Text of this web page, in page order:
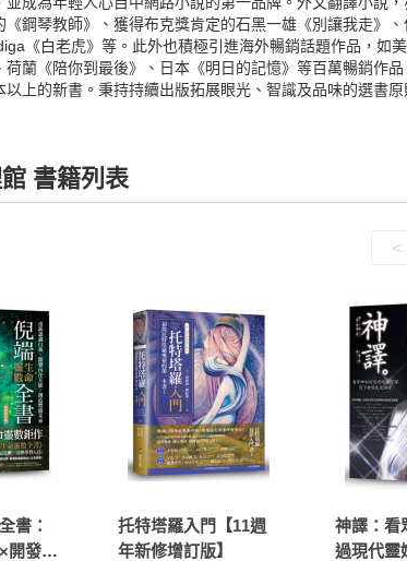
《鋼琴教師》、獲得布克獎肯定的石黑一雄《別讓我走》
《白老虎》等。此外也積極引進海外暢銷話題作品，如
荷蘭《陪你到最後》、日本《明日的記憶》等百萬暢銷作
以上的新書。秉持持續出版拓展眼光、智識及品味的選書
書籍列表
<
書：
開發內
托特塔羅入門【11週
年新修增訂版】
神譯：看
過現代靈